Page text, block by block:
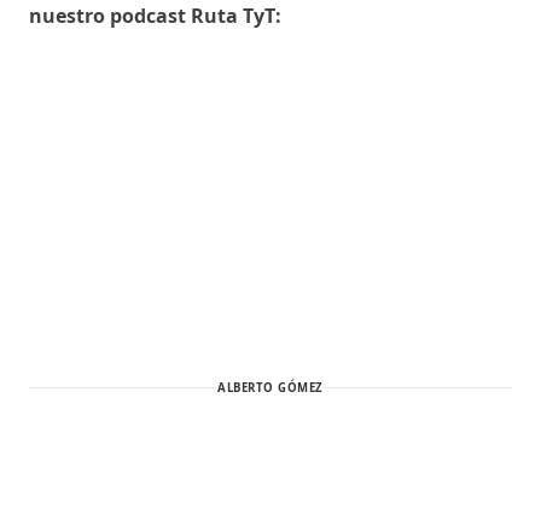
nuestro podcast Ruta TyT:
ALBERTO GÓMEZ